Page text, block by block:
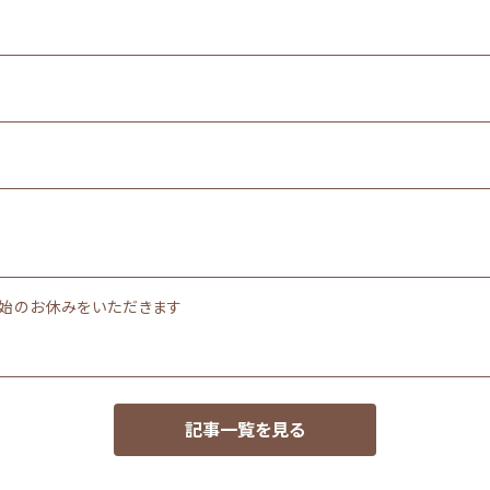
のお休みをいただきます
記事一覧を見る